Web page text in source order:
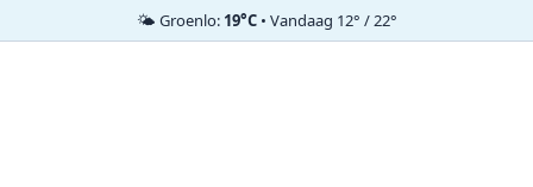
🌤️ Groenlo: 19°C• Vandaag 12° / 22°